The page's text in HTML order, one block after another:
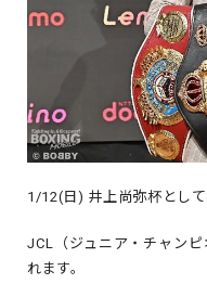
1/12(日) 井上尚弥杯として
JCL（ジュニア・チャン
れます。